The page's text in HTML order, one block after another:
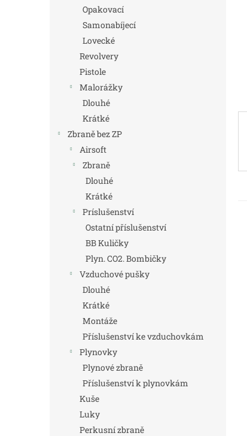
Opakovací
Samonabíjecí
Lovecké
Revolvery
Pistole
Malorážky
Dlouhé
Krátké
Zbraně bez ZP
Airsoft
Zbraně
Dlouhé
Krátké
Príslušenství
Ostatní příslušenství
BB Kuličky
Plyn. CO2. Bombičky
Vzduchové pušky
Dlouhé
Krátké
Montáže
Příslušenství ke vzduchovkám
Plynovky
Plynové zbraně
Příslušenství k plynovkám
Kuše
Luky
Perkusní zbraně